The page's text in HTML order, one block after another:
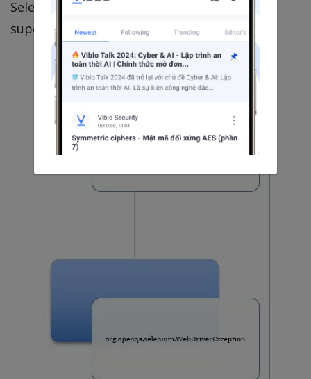
Selenium WebDriver đều nằm dưới lớp
superclass WebDriverException: